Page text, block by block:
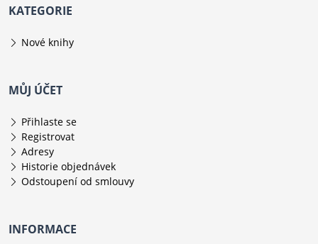
KATEGORIE
Nové knihy
MŮJ ÚČET
Přihlaste se
Registrovat
Adresy
Historie objednávek
Odstoupení od smlouvy
INFORMACE